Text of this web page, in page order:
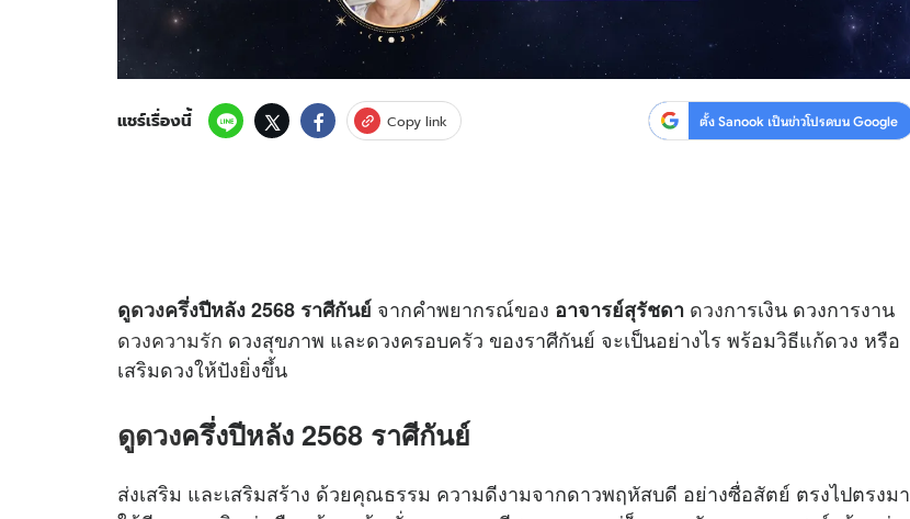
แชร์เรื่องนี้ Copy link ตั้ง Sanook เป็นข่าวโปรดบน Google
ดูดวงครึ่งปีหลัง 2568 ราศีกันย์ จากคำพยากรณ์ของ อาจารย์สุรัชดา ดวงการเงิน ดวงการงาน
ดวงความรัก ดวงสุขภาพ และดวงครอบครัว ของราศีกันย์ จะเป็นอย่างไร พร้อมวิธีแก้ดวง หรือ
เสริมดวงให้ปังยิ่งขึ้น
ดูดวงครึ่งปีหลัง 2568 ราศีกันย์
ส่งเสริม และเสริมสร้าง ด้วยคุณธรรม ความดีงามจากดาวพฤหัสบดี อย่างซื่อสัตย์ ตรงไปตรงมา